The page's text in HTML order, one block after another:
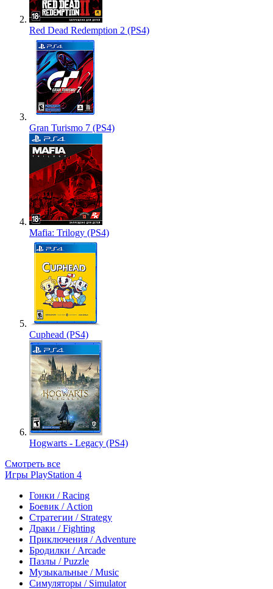
Red Dead Redemption 2 (PS4)
Gran Turismo 7 (PS4)
Mafia: Trilogy (PS4)
Cuphead (PS4)
Hogwarts - Legacy (PS4)
Смотреть все
Игры PlayStation 4
Гонки / Racing
Боевик / Action
Стратегии / Strategy
Драки / Fighting
Приключения / Adventure
Бродилки / Arcade
Пазлы / Puzzle
Музыкальные / Music
Симуляторы / Simulator